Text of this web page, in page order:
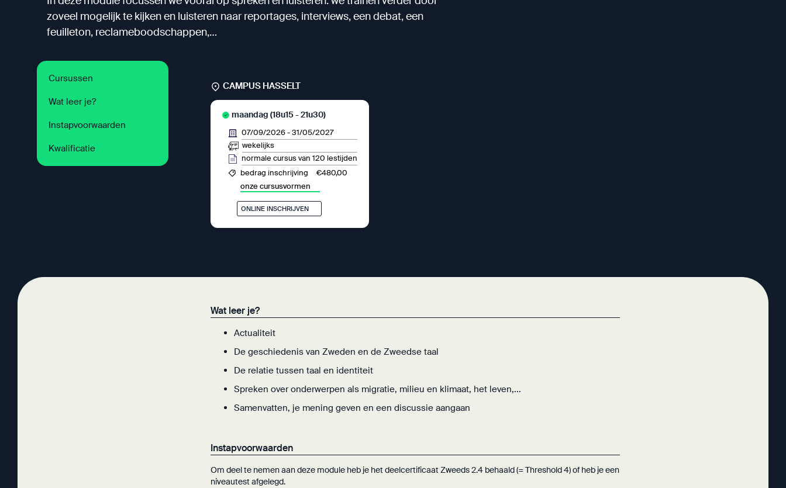
zoveel mogelijk te kijken en luisteren naar reportages, interviews, een debat, een
feuilleton, reclameboodschappen,…
Cursussen
Wat leer je?
Instapvoorwaarden
Kwalificatie
CAMPUS HASSELT
maandag (18u15 - 21u30)
07/09/2026-31/05/2027
wekelijks
normale cursus van 120 lestijden
bedrag inschrijving
€480,00
onze cursusvormen
ONLINE INSCHRIJVEN
Wat leer je?
Actualiteit
De geschiedenis van Zweden en de Zweedse taal
De relatie tussen taal en identiteit
Spreken over onderwerpen als migratie, milieu en klimaat, het leven,...
Samenvatten, je mening geven en een discussie aangaan
Instapvoorwaarden
Om deel te nemen aan deze module heb je het deelcertificaat Zweeds 2.4 behaald (= Threshold 4) of heb je een
niveautest afgelegd.